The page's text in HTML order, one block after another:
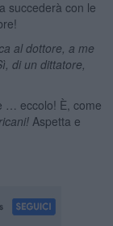
succederà con le
al dottore, a me
di un dittatore,
… eccolo! È, come
Aspetta e